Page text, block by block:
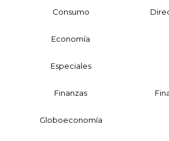
Consumo
Economía
Especiales
Finanzas
Globoeconomía